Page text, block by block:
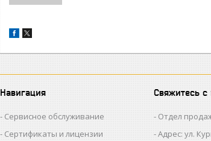
Навигация
Сервисное обслуживание
Сертификаты и лицензии
Свяжитесь с
Отдел
Адрес: ул.